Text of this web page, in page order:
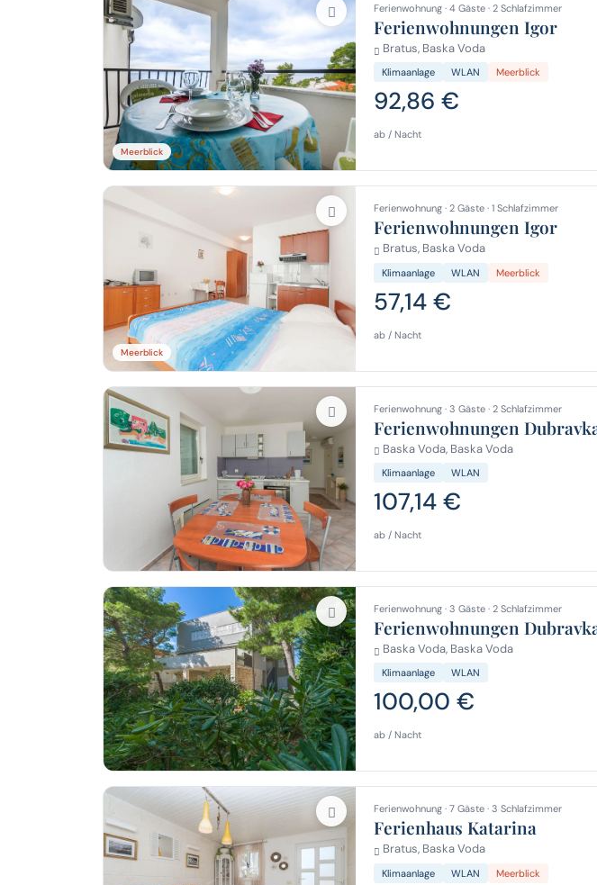
Meerblick
Ferienwohnung · 4 Gäste · 2 Schlafzimmer
Ferienwohnungen Igor
Bratus, Baska Voda
Klimaanlage WLAN Meerblick
92,86 €
ab / Nacht
Meerblick
Ferienwohnung · 2 Gäste · 1 Schlafzimmer
Ferienwohnungen Igor
Bratus, Baska Voda
Klimaanlage WLAN Meerblick
57,14 €
ab / Nacht
Ferienwohnung · 3 Gäste · 2 Schlafzimmer
Ferienwohnungen
Baska Voda, Baska Voda
Klimaanlage WLAN
107,14 €
ab / Nacht
Ferienwohnung · 3 Gäste · 2 Schlafzimmer
Ferienwohnungen
Baska Voda, Baska Voda
Klimaanlage WLAN
100,00 €
ab / Nacht
Ferienwohnung · 7 Gäste · 3 Schlafzimmer
Ferienhaus Katarina
Bratus, Baska Voda
Klimaanlage WLAN Meerblick